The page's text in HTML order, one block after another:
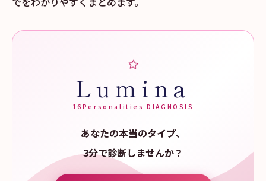
Lumina
16Personalities DIAGNOSIS
あなたの本当のタイプ、
3分で診断しませんか？